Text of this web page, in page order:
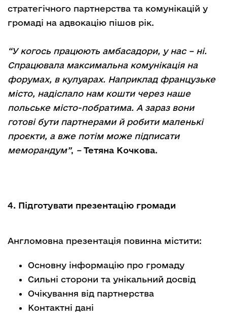
стратегічного партнерства та комунікацій у
громаді на адвокацію пішов рік.
“У когось працюють амбасадори, у нас – ні.
Спрацювала максимальна комунікація на
форумах, в кулуарах. Наприклад французьке
місто, надіслало нам кошти через наше
польське місто-побратима. А зараз вони
готові бути партнерами й робити маленькі
проєкти, а вже потім може підписати
меморандум”, – Тетяна Кочкова.
4. Підготувати презентацію громади
Англомовна презентація повинна містити:
Основну інформацію про громаду
Сильні сторони та унікальний досвід
Очікування від партнерства
Контактні дані